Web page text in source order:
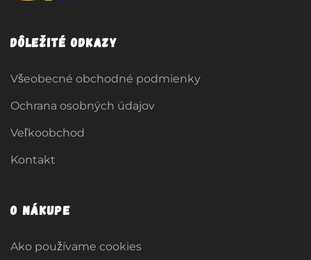
Dôležité odkazy
Všeobecné obchodné podmienky
Ochrana osobných údajov
Veľkoobchod
Kontakt
O nákupe
Ako používame cookies